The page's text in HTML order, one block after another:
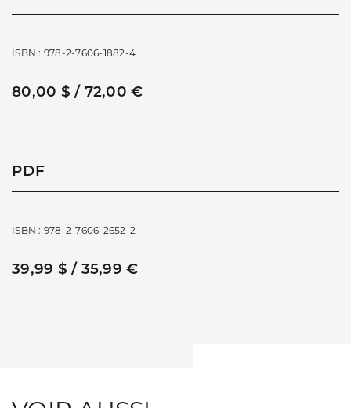
ISBN : 978-2-7606-1882-4
80,00 $ / 72,00 €
PDF
ISBN : 978-2-7606-2652-2
39,99 $ / 35,99 €